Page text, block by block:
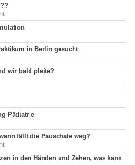
in Berlin gesucht
wir bald pleite?
Pädiatrie
fällt die Pauschale weg?
in den Händen und Zehen, was kann